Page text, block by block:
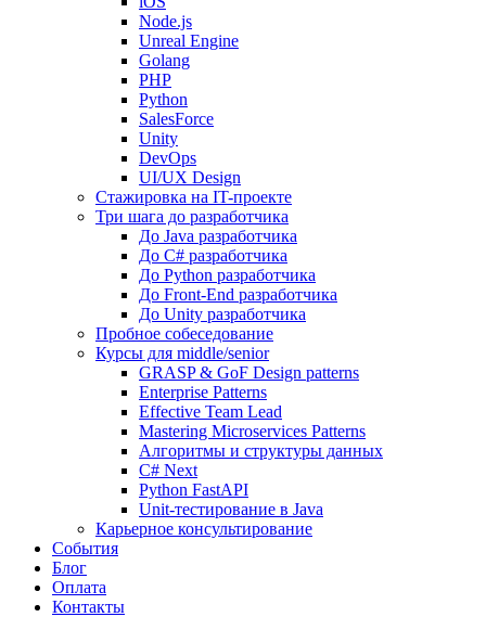
Node.js
Unreal Engine
Golang
PHP
Python
SalesForce
Unity
DevOps
UI/UX Design
Стажировка на IT-проекте
Три шага до разработчика
До Java разработчика
До C# разработчика
До Python разработчика
До Front-End разработчика
До Unity разработчика
Пробное собеседование
Курсы для middle/senior
GRASP & GoF Design patterns
Enterprise Patterns
Effective Team Lead
Mastering Microservices Patterns
Алгоритмы и структуры данных
C# Next
Python FastAPI
Unit-тестирование в Java
Карьерное консультирование
События
Блог
Оплата
Контакты